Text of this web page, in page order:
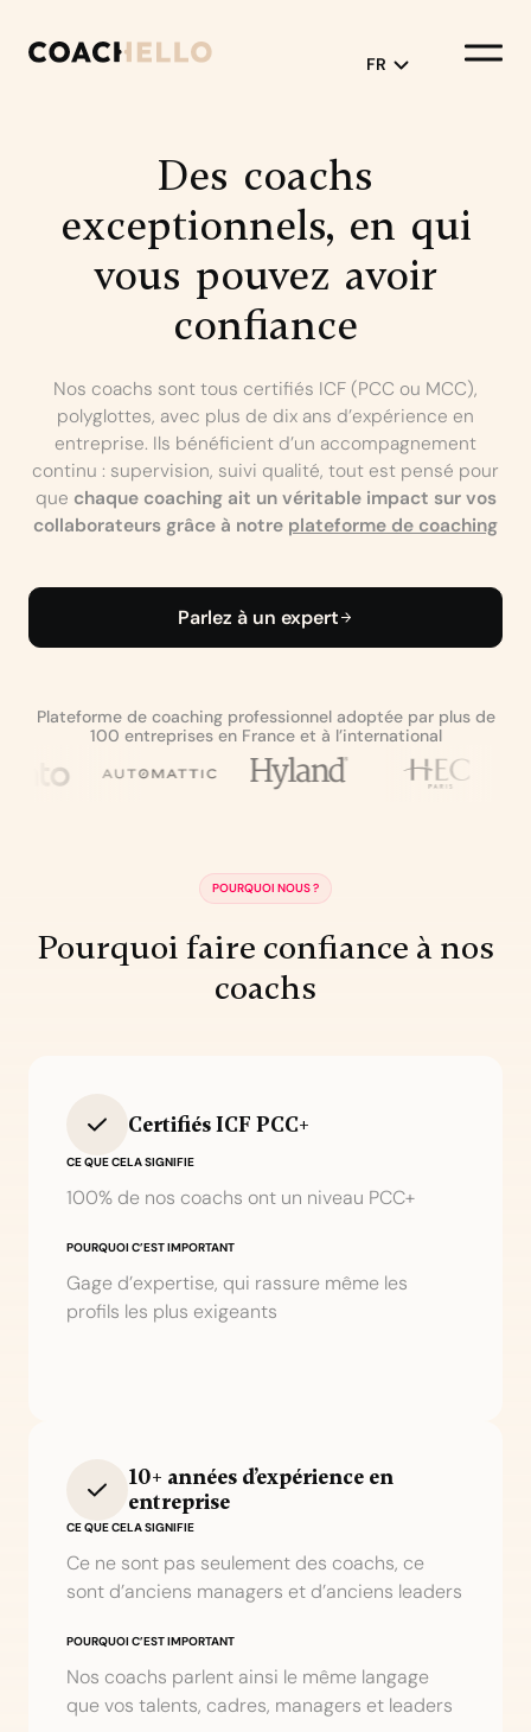
FR
Des coachs
exceptionnels, en qui
vous pouvez avoir
confiance
Nos coachs sont tous certifiés ICF (PCC ou MCC),
polyglottes, avec plus de dix ans d’expérience en
entreprise. Ils bénéficient d’un accompagnement
continu : supervision, suivi qualité, tout est pensé pour
que chaque coaching ait un véritable impact sur vos
collaborateurs grâce à notre plateforme de coaching
Parlez à un expert
Plateforme de coaching professionnel adoptée par plus de
100 entreprises en France et à l’international
POURQUOI NOUS ?
Pourquoi faire confiance à nos
coachs
Certifiés ICF PCC+
CE QUE CELA SIGNIFIE
100% de nos coachs ont un niveau PCC+
POURQUOI C’EST IMPORTANT
Gage d’expertise, qui rassure même les
profils les plus exigeants
10+ années d’expérience en
entreprise
CE QUE CELA SIGNIFIE
Ce ne sont pas seulement des coachs, ce
sont d’anciens managers et d’anciens leaders
POURQUOI C’EST IMPORTANT
Nos coachs parlent ainsi le même langage
que vos talents, cadres, managers et leaders